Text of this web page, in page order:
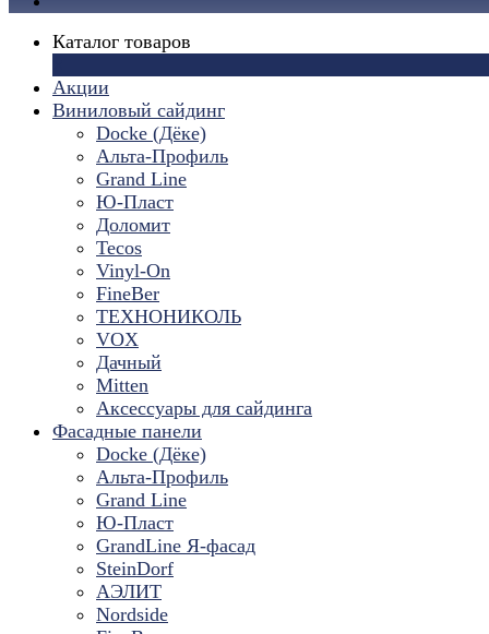
Каталог товаров
Акции
Виниловый сайдинг
Docke (Дёке)
Альта-Профиль
Grand Line
Ю-Пласт
Доломит
Tecos
Vinyl-On
FineBer
ТЕХНОНИКОЛЬ
VOX
Дачный
Mitten
Аксессуары для сайдинга
Фасадные панели
Docke (Дёке)
Альта-Профиль
Grand Line
Ю-Пласт
GrandLine Я-фасад
SteinDorf
АЭЛИТ
Nordside